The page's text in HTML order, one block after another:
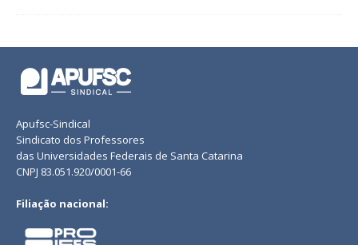
Apufsc-Sindical
Sindicato dos Professores
das Universidades Federais de Santa Catarina
CNPJ 83.051.920/0001-66
Filiação nacional: